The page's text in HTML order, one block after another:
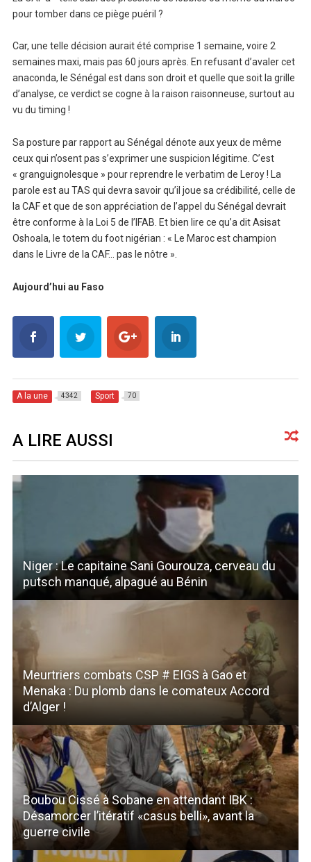
pour tomber dans ce piège puéril ?
Car, une telle décision aurait été comprise 1 semaine, voire 2
semaines maxi, mais pas 60 jours après. En refusant d’avaler cet
anaconda, le Sénégal est dans son droit et quelle que soit la grille
d’analyse, ce verdict se cogne à la raison raisonneuse, surtout au
vu du timing !
Sa posture par rapport au Sénégal dénote aux yeux de même
ceux qui n’osent pas s’exprimer une suspicion légitime. C’est
« granguignolesque » pour reprendre le verbatim de Leroy ! La
parole est au TAS qui devra savoir qu’il joue sa crédibilité, celle de
la CAF et que de son appréciation de l’appel du Sénégal devrait
être conforme à la Loi 5 de l’IFAB. Et bien lire ce qu’a dit Asisat
Oshoala, le totem du foot nigérian : « Le Maroc est champion
dans le Livre de la CAF… pas le nôtre ».
Aujourd’hui au Faso
A la une 4342 Sport 70
A LIRE AUSSI
Niger : Le capitaine Sani Gourouza, cerveau du
putsch manqué, alpagué au Bénin
Meurtriers combats CSP # EIGS à Gao et
Menaka : Du plomb dans le comateux Accord
d’Alger !
Boubou Cissé à Sobane en attendant IBK :
Désamorcer l’itératif «casus belli», avant la
guerre civile